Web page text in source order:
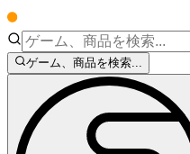
ゲーム、商品を検索...